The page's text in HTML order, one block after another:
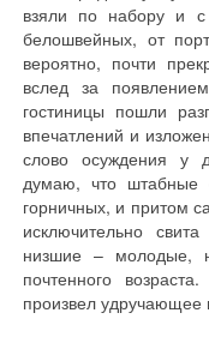
взяли по набору и с
белошвейных, от
вероятно, почти
вслед за
гостиницы пошли
впечатлений и
слово осуждения у
думаю, что штабные
горничных, и притом
исключительно
низшие – молодые,
почтенного
произвел удручающее